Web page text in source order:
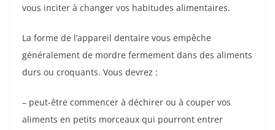
vous inciter à changer vos habitudes alimentaires.
La forme de l’appareil dentaire vous empêche
généralement de mordre fermement dans des aliments
durs ou croquants. Vous devrez :
– peut-être commencer à déchirer ou à couper vos
aliments en petits morceaux qui pourront entrer